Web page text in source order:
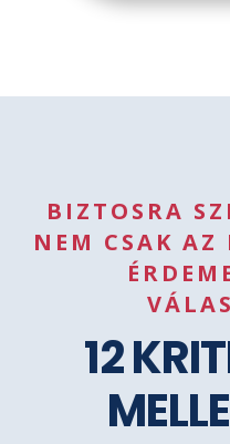
BIZTOSRA
NEM CSAK
12